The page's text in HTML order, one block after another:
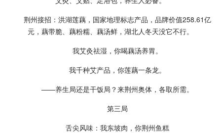
荆州接招：洪湖莲藕，国家地理标志产品，品牌价值258.61亿
元，藕带脆、藕粉糯、藕汤鲜，湖北人冬天没它不行。
我艾灸祛湿，你喝藕汤养胃。
我千种艾产品，你莲藕一条龙。
——养生局还是干饭局？来荆州奥体，各取所需。
第三局
舌尖风味：我东坡肉，你荆州鱼糕